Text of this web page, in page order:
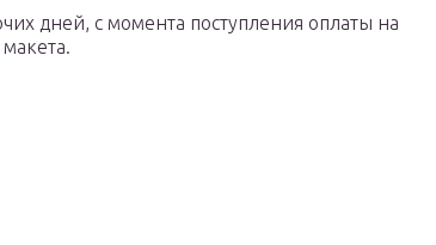
дней, с момента поступления оплаты на